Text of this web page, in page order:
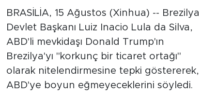
BRASİLİA, 15 Ağustos (Xinhua) -- Brezilya
Devlet Başkanı Luiz Inacio Lula da Silva,
ABD'li mevkidaşı Donald Trump'ın
Brezilya'yı "korkunç bir ticaret ortağı"
olarak nitelendirmesine tepki göstererek,
ABD'ye boyun eğmeyeceklerini söyledi.